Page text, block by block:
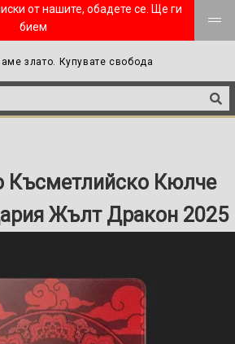
от нашите, обадете се. Ще ги
бием
злато. Купувате свобода
Късметлийско Кюлче
Жълт Дракон 2025